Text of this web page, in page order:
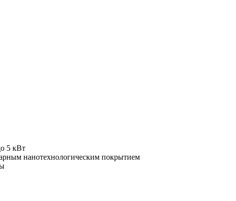
5 кВт
нанотехнологическим покрытием